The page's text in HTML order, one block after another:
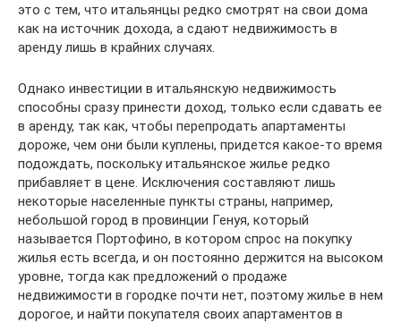
это с тем, что итальянцы редко смотрят на свои дома
как на источник дохода, а сдают недвижимость в
аренду лишь в крайних случаях.
Однако инвестиции в итальянскую недвижимость
способны сразу принести доход, только если сдавать ее
в аренду, так как, чтобы перепродать апартаменты
дороже, чем они были куплены, придется какое-то время
подождать, поскольку итальянское жилье редко
прибавляет в цене. Исключения составляют лишь
некоторые населенные пункты страны, например,
небольшой город в провинции Генуя, который
называется Портофино, в котором спрос на покупку
жилья есть всегда, и он постоянно держится на высоком
уровне, тогда как предложений о продаже
недвижимости в городке почти нет, поэтому жилье в нем
дорогое, и найти покупателя своих апартаментов в